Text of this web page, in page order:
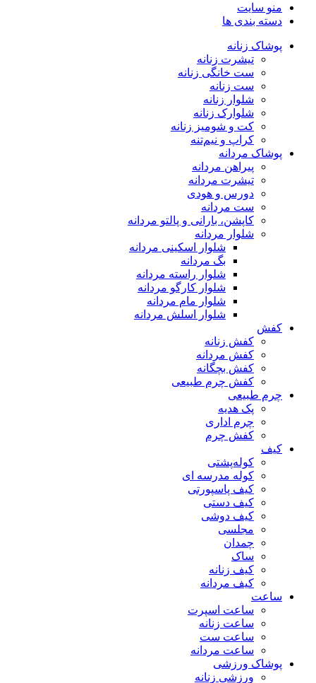
منو سایت
دسته بندی ها
پوشاک زنانه
تیشرت زنانه
ست خانگی زنانه
ست زنانه
شلوار زنانه
شلوارک زنانه
کت و شومیز زنانه
کراپ و نیم‌تنه
پوشاک مردانه
پیراهن مردانه
تیشرت مردانه
دورس و هودی
ست مردانه
کاپشن، بارانی و پالتو مردانه
شلوار مردانه
شلوار اسکینی مردانه
بگ مردانه
شلوار راسته مردانه
شلوار کارگو مردانه
شلوار مام مردانه
شلوار اسلش مردانه
کفش
کفش زنانه
کفش مردانه
کفش بچگانه
کفش چرم طبیعی
چرم طبیعی
پک هدیه
چرم اداری
کفش چرم
کیف
کوله‌پشتی
کوله مدرسه ای
کیف پاسپورتی
کیف دستی
کیف دوشی
مجلسی
چمدان
ساک
کیف زنانه
کیف مردانه
ساعت
ساعت اسپرت
ساعت زنانه
ساعت ست
ساعت مردانه
پوشاک ورزشی
ورزشی زنانه